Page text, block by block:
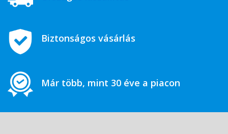
Biztonságos vásárlás
Már több, mint 30 éve a piacon